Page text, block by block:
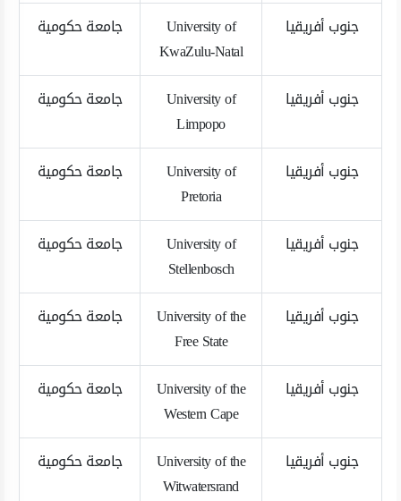
جنوب أفريقيا
University of
KwaZulu-Natal
جامعة حكومية
جنوب أفريقيا
University of
Limpopo
جامعة حكومية
جنوب أفريقيا
University of
Pretoria
جامعة حكومية
جنوب أفريقيا
University of
Stellenbosch
جامعة حكومية
جنوب أفريقيا
University of the
Free State
جامعة حكومية
جنوب أفريقيا
University of the
Western Cape
جامعة حكومية
جنوب أفريقيا
University of the
Witwatersrand
جامعة حكومية